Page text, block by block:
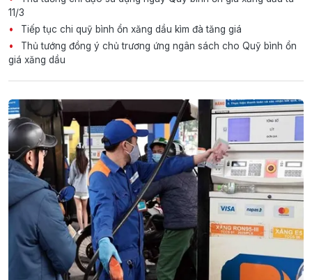
11/3
Tiếp tục chi quỹ bình ổn xăng dầu kìm đà tăng giá
Thủ tướng đồng ý chủ trương ứng ngân sách cho Quỹ bình ổn
giá xăng dầu